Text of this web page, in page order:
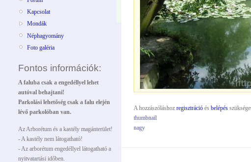
Kapcsolat
Mondák
Néphagyomány
Foto galéria
Fontos információk:
A faluba csak a engedéllyel lehet
autóval behajtani!
Parkolási lehetőség csak a falu elején
lévő parkolóban van.
Az Arborétum és a kastély magánterület!
- A kastély nem látogatható!
- Az arborétum engedéllyel látogatható a
nyitvatartási időben.
A hozzászóláshoz regisztráció és belépés
thumbnail
nagy